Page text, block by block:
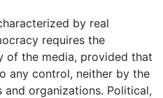
by real
requires the
of the media, provided that
any control, neither by the
organizations. Political,